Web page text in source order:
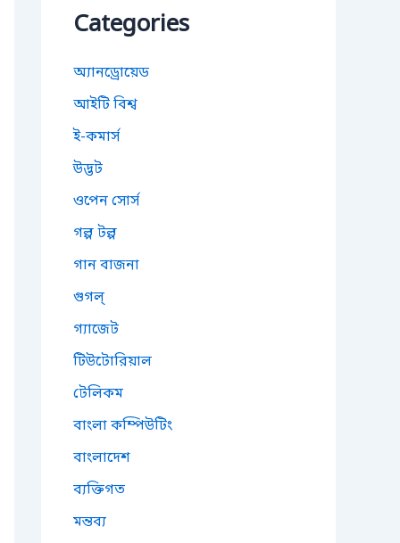
o
rCategories
অ্যানড্রোয়েড
আইটি বিশ্ব
ই-কমার্স
উদ্ভট
ওপেন সোর্স
গল্প টল্প
গান বাজনা
গুগল্
গ্যাজেট
টিউটোরিয়াল
টেলিকম
বাংলা কম্পিউটিং
বাংলাদেশ
ব্যক্তিগত
মন্তব্য